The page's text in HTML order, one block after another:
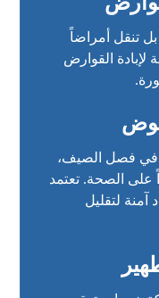
تنقل أمراضاً
القوارض
في فصل الصيف،
الصحة. تعتمد
لتقليل